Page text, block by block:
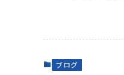
ブログ